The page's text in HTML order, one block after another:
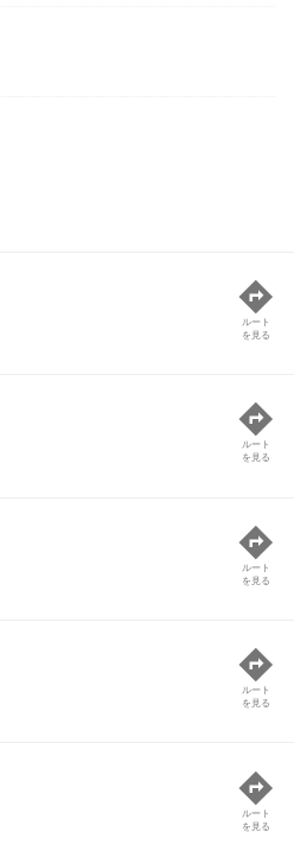
ルート
を見る
ルート
を見る
ルート
を見る
ルート
を見る
ルート
を見る